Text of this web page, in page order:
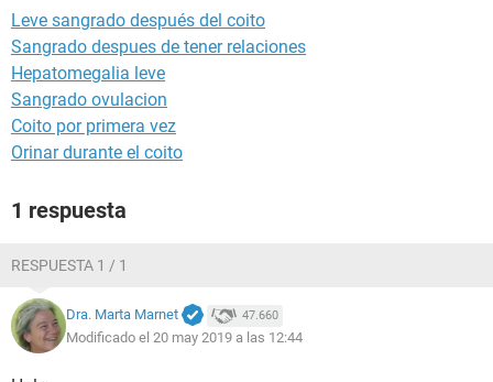
Leve sangrado después del coito
Sangrado despues de tener relaciones
Hepatomegalia leve
Sangrado ovulacion
Coito por primera vez
Orinar durante el coito
1 respuesta
RESPUESTA 1 / 1
Dra. Marta Marnet 47.660
Modificado el 20 may 2019 a las 12:44